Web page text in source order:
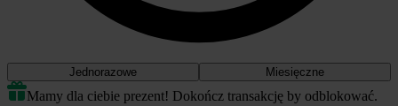
Jednorazowe Miesięczne
Mamy dla ciebie prezent! Dokończ transakcję by odblokować.